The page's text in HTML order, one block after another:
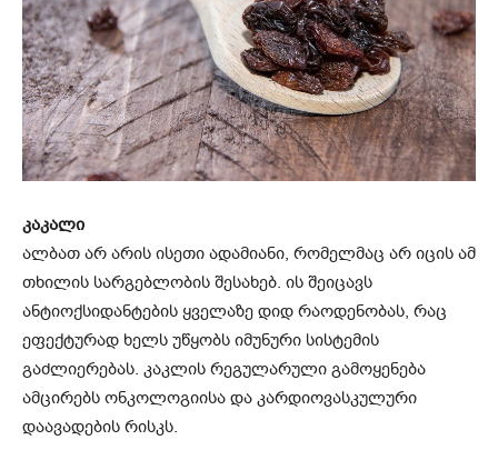
კაკალი
ალბათ არ არის ისეთი ადამიანი, რომელმაც არ იცის ამ
თხილის სარგებლობის შესახებ. ის შეიცავს
ანტიოქსიდანტების ყველაზე დიდ რაოდენობას, რაც
ეფექტურად ხელს უწყობს იმუნური სისტემის
გაძლიერებას. კაკლის რეგულარული გამოყენება
ამცირებს ონკოლოგიისა და კარდიოვასკულური
დაავადების რისკს.